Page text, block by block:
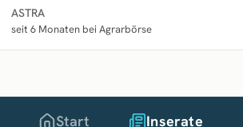
ASTRA
seit 6 Monaten bei Agrarbörse
Start Inserate